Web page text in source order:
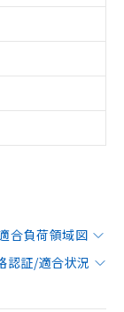
合負荷領域図
認証/適合状況